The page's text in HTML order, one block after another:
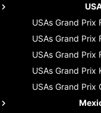
USAs Grand Prix
USAs Grand Prix
USAs Grand Prix
USAs Grand Prix
USAs Grand Prix